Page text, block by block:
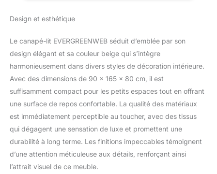
coussin, permet
d'adapter la position
assise ou allongée selon
vos besoins.
Moderne et Fonctionnel :
Sa structure moderne et
ses pieds noirs élancés
apportent une touche
d'élégance à n'importe
quel intérieur. La
méridienne escamotable
ajoute une touche de
Design et esthétique
Le canapé-lit EVERGREENWEB séduit d’emblée par son
design élégant et sa couleur beige qui s’intègre
harmonieusement dans divers styles de décoration intérieure.
Avec des dimensions de 90 x 165 x 80 cm, il est
suffisamment compact pour les petits espaces tout en offrant
une surface de repos confortable. La qualité des matériaux
est immédiatement perceptible au toucher, avec des tissus
qui dégagent une sensation de luxe et promettent une
durabilité à long terme. Les finitions impeccables témoignent
d’une attention méticuleuse aux détails, renforçant ainsi
l’attrait visuel de ce meuble.